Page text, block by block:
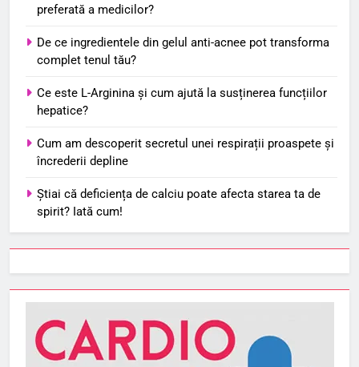
preferată a medicilor?
De ce ingredientele din gelul anti-acnee pot transforma
complet tenul tău?
Ce este L-Arginina și cum ajută la susținerea funcțiilor
hepatice?
Cum am descoperit secretul unei respirații proaspete și
încrederii depline
Știai că deficiența de calciu poate afecta starea ta de
spirit? Iată cum!